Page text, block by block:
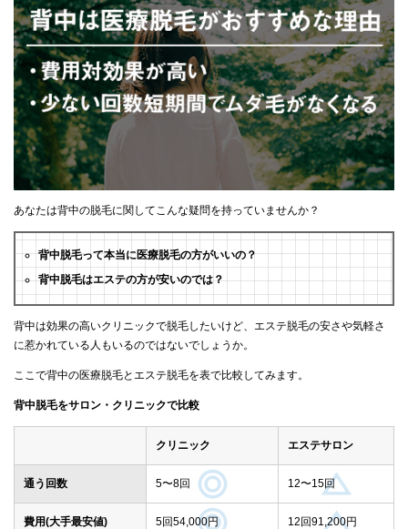
あなたは背中の脱毛に関してこんな疑問を持っていませんか？
背中脱毛って本当に医療脱毛の方がいいの？
背中脱毛はエステの方が安いのでは？
背中は効果の高いクリニックで脱毛したいけど、エステ脱毛の安さや気軽さ
に惹かれている人もいるのではないでしょうか。
ここで背中の医療脱毛とエステ脱毛を表で比較してみます。
背中脱毛をサロン・クリニックで比較
クリニック エステサロン
通う回数 5〜8回 12〜15回
費用(大手最安値) 5回54,000円 12回91,200円